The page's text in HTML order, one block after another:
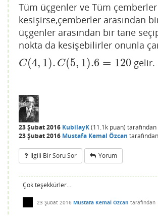
Tüm üçgenler ve Tüm çemberler
kesişirse,çemberler arasından
üçgenler arasından bir tane
nokta da kesişebilirler onunla
C(4, 1). C(5, 1).6 = 120
C(4,1) .C(5 ,1).6= 120 gelir.
23 Şubat 2016 KubilayK(11.1k puan) tarafından
23 Şubat 2016 Mustafa Kemal Özcan tarafından
Ilgili Bir Soru Sor Yorum
Çok teşekkürler...
23 Şubat 2016 Mustafa Kemal Özcan tarafından